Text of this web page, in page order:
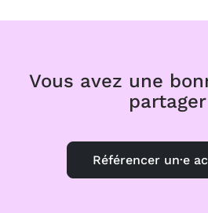
Vous avez une
Référencer un·e